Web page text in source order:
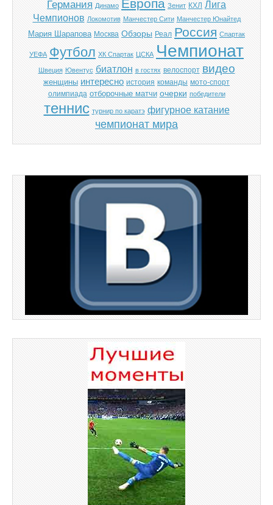
Германия Динамо Европа Зенит КХЛ Лига
Чемпионов Локомотив Манчестер Сити Манчестер Юнайтед
Мария Шарапова Москва Обзоры Реал Россия Спартак
УЕФА Футбол ХК Спартак ЦСКА Чемпионат
Швеция Ювентус биатлон в гостях велоспорт видео
женщины интересно история команды мото-спорт
олимпиада отборочные матчи очерки победители
теннис турнир по каратэ фигурное катание
чемпионат мира